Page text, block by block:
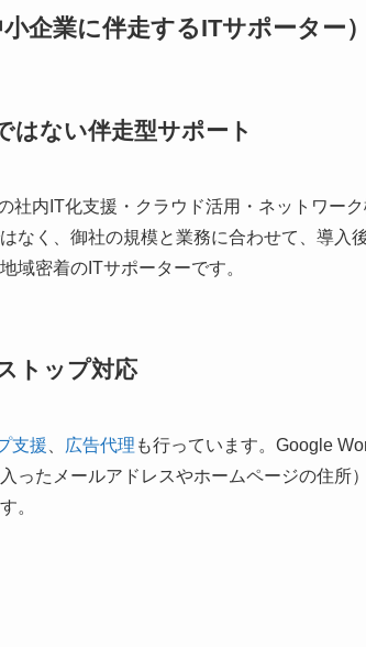
企業に伴走するITサポーター）
はない伴走型サポート
社内IT化支援・クラウド活用・ネットワー
なく、御社の規模と業務に合わせて、導入
域密着のITサポーターです。
トップ対応
支援 広告代理 も行っています。Google
ったメールアドレスやホームページの住所
。